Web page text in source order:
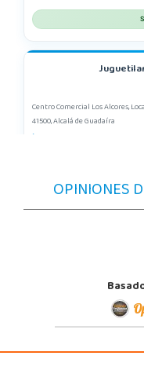
Centro Comercial Los Alcores,
41500, Alcalá de Guadaíra
Av. Olímpica, 9, Local A13/21,
OPINIONES